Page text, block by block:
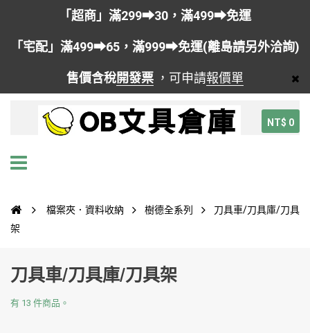
「超商」滿299➡30，滿499➡免運
「宅配」滿499➡65，滿999➡免運(離島請另外洽詢)
售價含稅開發票 ，可申請報價單
NT$ 0
檔案夾．資料收納 樹德全系列
刀具車/刀具庫/刀具
架
刀具車/刀具庫/刀具架
有 13 件商品。